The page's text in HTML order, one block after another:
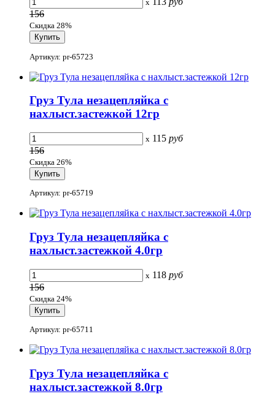
x
156
Скидка 28%
Артикул: pr-65723
Груз Тула незацепляйка с
нахлыст.застежкой 12гр
x 115 руб
156
Скидка 26%
Артикул: pr-65719
Груз Тула незацепляйка с
нахлыст.застежкой 4.0гр
x 118 руб
156
Скидка 24%
Артикул: pr-65711
Груз Тула незацепляйка с
нахлыст.застежкой 8.0гр